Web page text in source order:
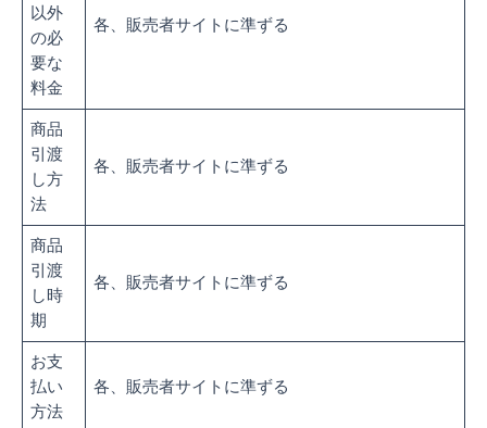
以外
の必
要な
料金
各、販売者サイトに準ずる
商品
引渡
し方
法
各、販売者サイトに準ずる
商品
引渡
し時
期
各、販売者サイトに準ずる
お支
払い
方法
各、販売者サイトに準ずる